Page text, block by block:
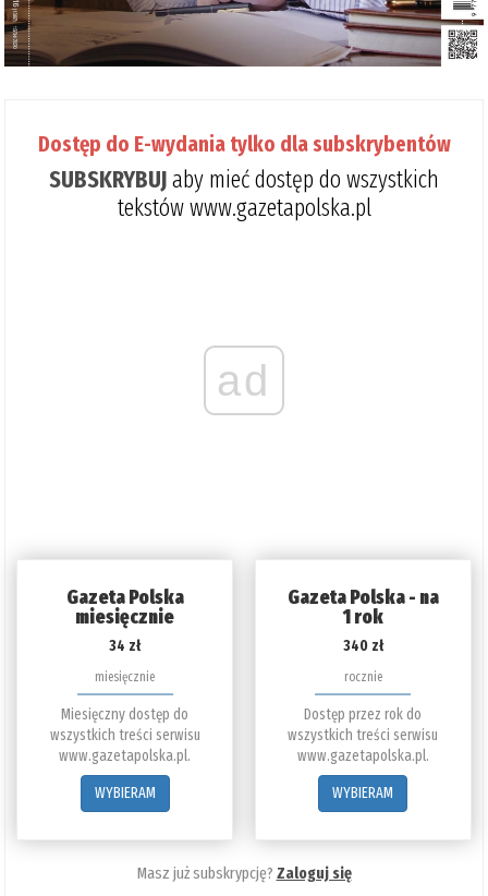
Dostęp do E-wydania tylko dla subskrybentów
SUBSKRYBUJaby mieć dostęp do wszystkich
tekstów www.gazetapolska.pl
ad
Gazeta Polska
miesięcznie
34 zł
miesięcznie
Miesięczny dostęp do
wszystkich treści serwisu
www.gazetapolska.pl.
WYBIERAM
Gazeta Polska - na
1 rok
340 zł
rocznie
Dostęp przez rok do
wszystkich treści serwisu
www.gazetapolska.pl.
WYBIERAM
Masz już subskrypcję? Zaloguj się